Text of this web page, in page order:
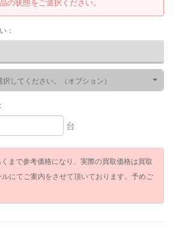
：
してください。（オプション）
台
まで参考価格になり、実際の買取価格は買取
にてご案内をさせて頂いております。予めご